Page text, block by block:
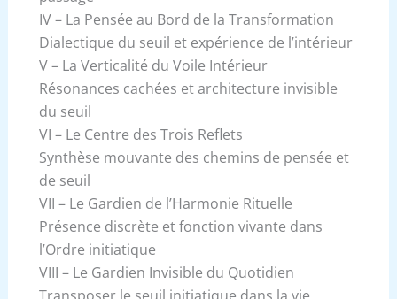
IV – La Pensée au Bord de la Transformation
Dialectique du seuil et expérience de l’intérieur
V – La Verticalité du Voile Intérieur
Résonances cachées et architecture invisible
du seuil
VI – Le Centre des Trois Reflets
Synthèse mouvante des chemins de pensée et
de seuil
VII – Le Gardien de l’Harmonie Rituelle
Présence discrète et fonction vivante dans
l’Ordre initiatique
VIII – Le Gardien Invisible du Quotidien